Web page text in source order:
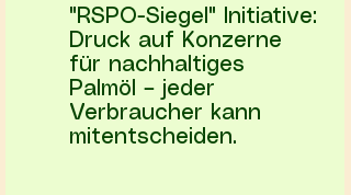
"RSPO-Siegel" Initiative:
Druck auf Konzerne
für nachhaltiges
Palmöl – jeder
Verbraucher kann
mitentscheiden.